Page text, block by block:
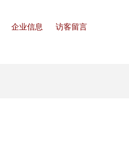
企业信息 访客留言